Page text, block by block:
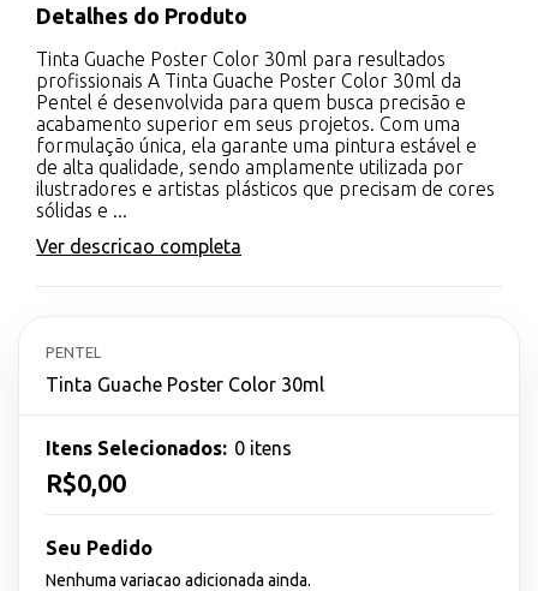
Detalhes do Produto
Tinta Guache Poster Color 30ml para resultados
profissionais A Tinta Guache Poster Color 30ml da
Pentel é desenvolvida para quem busca precisão e
acabamento superior em seus projetos. Com uma
formulação única, ela garante uma pintura estável e
de alta qualidade, sendo amplamente utilizada por
ilustradores e artistas plásticos que precisam de cores
sólidas e ...
Ver descricao completa
PENTEL
Tinta Guache Poster Color 30ml
Itens Selecionados: 0 itens
R$0,00
Seu Pedido
Nenhuma variacao adicionada ainda.